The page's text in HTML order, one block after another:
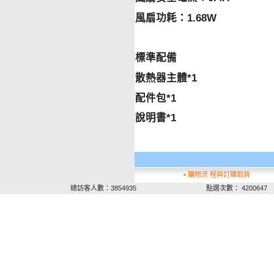
風扇功耗：1.68W
標準配備
散熱器主體*1
配件包*1
說明書*1
▪ 購物流 程與訂購取貨
總訪客人數：3854935
點選次數： 4200647